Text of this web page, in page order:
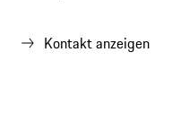
Kontakt anzeigen